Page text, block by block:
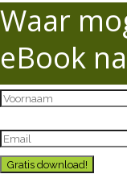
Waar
eBook
Gratis download!